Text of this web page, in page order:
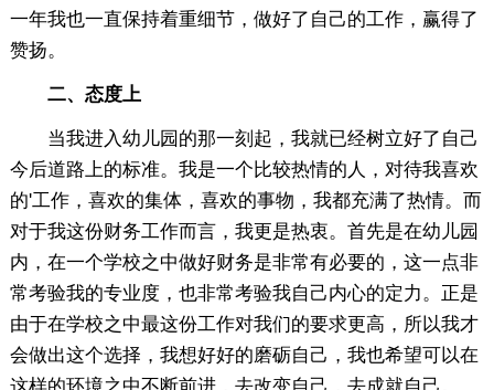
一年我也一直保持着重细节，做好了自己的工作，赢得了
赞扬。
二、态度上
当我进入幼儿园的那一刻起，我就已经树立好了自己
今后道路上的标准。我是一个比较热情的人，对待我喜欢
的'工作，喜欢的集体，喜欢的事物，我都充满了热情。而
对于我这份财务工作而言，我更是热衷。首先是在幼儿园
内，在一个学校之中做好财务是非常有必要的，这一点非
常考验我的专业度，也非常考验我自己内心的定力。正是
由于在学校之中最这份工作对我们的要求更高，所以我才
会做出这个选择，我想好好的磨砺自己，我也希望可以在
这样的环境之中不断前进，去改变自己，去成就自己。